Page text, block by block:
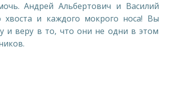
Андрей Альбертович и Василий
хвоста и каждого мокрого носа! Вы
и веру в то, что они не одни в этом